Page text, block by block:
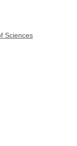
Sciences